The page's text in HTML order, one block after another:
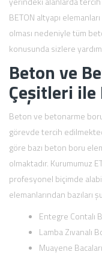
BETON altyapı
olması nedeniyle tüm
konusunda sizlere
Beton ve
Çeşitleri ile
Beton ve betonarme boru
görevde tercih
göre bazı beton boru
olmaktadır. Kurumumuz
profesyonel biçimde
elemanlarından bazıları
Entegre Contalı
Lamba Zıvanalı
Muayene